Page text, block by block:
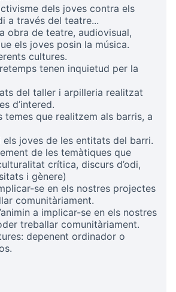
dels joves contra els
a través del teatre...
obra de teatre, audiovisual,
els joves posin la música.
cultures.
tenen inquietud per la
del taller i arpilleria realitzat
d’intered.
temes que realitzem als barris, a
els joves de les entitats del barri.
de les temàtiques que
crítica, discurs d’odi,
i gènere)
se en els nostres projectes
comunitàriament.
a implicar-se en els nostres
treballar comunitàriament.
depenent ordinador o